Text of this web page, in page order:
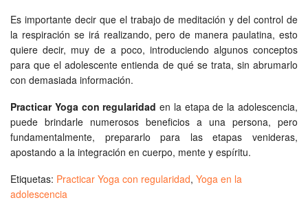
Es importante decir que el trabajo de meditación y del control de
la respiración se irá realizando, pero de manera paulatina, esto
quiere decir, muy de a poco, introduciendo algunos conceptos
para que el adolescente entienda de qué se trata, sin abrumarlo
con demasiada información.
Practicar Yoga con regularidad en la etapa de la adolescencia,
puede brindarle numerosos beneficios a una persona, pero
fundamentalmente, prepararlo para las etapas venideras,
apostando a la integración en cuerpo, mente y espíritu.
Etiquetas: Practicar Yoga con regularidad, Yoga en la
adolescencia